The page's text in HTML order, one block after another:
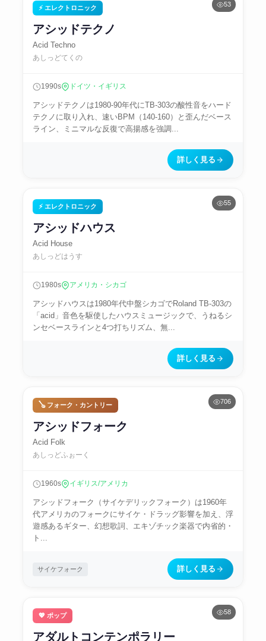
53
⚡ エレクトロニック
アシッドテクノ
Acid Techno
あしっどてくの
1990s ドイツ・イギリス
アシッドテクノは1980-90年代にTB-303の酸性音をハード
テクノに取り入れ、速いBPM（140-160）と歪んだベース
ライン、ミニマルな反復で高揚感を強調...
詳しく見る
55
⚡ エレクトロニック
アシッドハウス
Acid House
あしっどはうす
1980s アメリカ・シカゴ
アシッドハウスは1980年代中盤シカゴでRoland TB-303の
「acid」音色を駆使したハウスミュージックで、うねるシ
ンセベースラインと4つ打ちリズム、無...
詳しく見る
706
🪕 フォーク・カントリー
アシッドフォーク
Acid Folk
あしっどふぉーく
1960s イギリス/アメリカ
アシッドフォーク（サイケデリックフォーク）は1960年
代アメリカのフォークにサイケ・ドラッグ影響を加え、浮
遊感あるギター、幻想歌詞、エキゾチック楽器で内省的・
ト...
サイケフォーク 詳しく見る
58
💖 ポップ
アダルトコンテンポラリー